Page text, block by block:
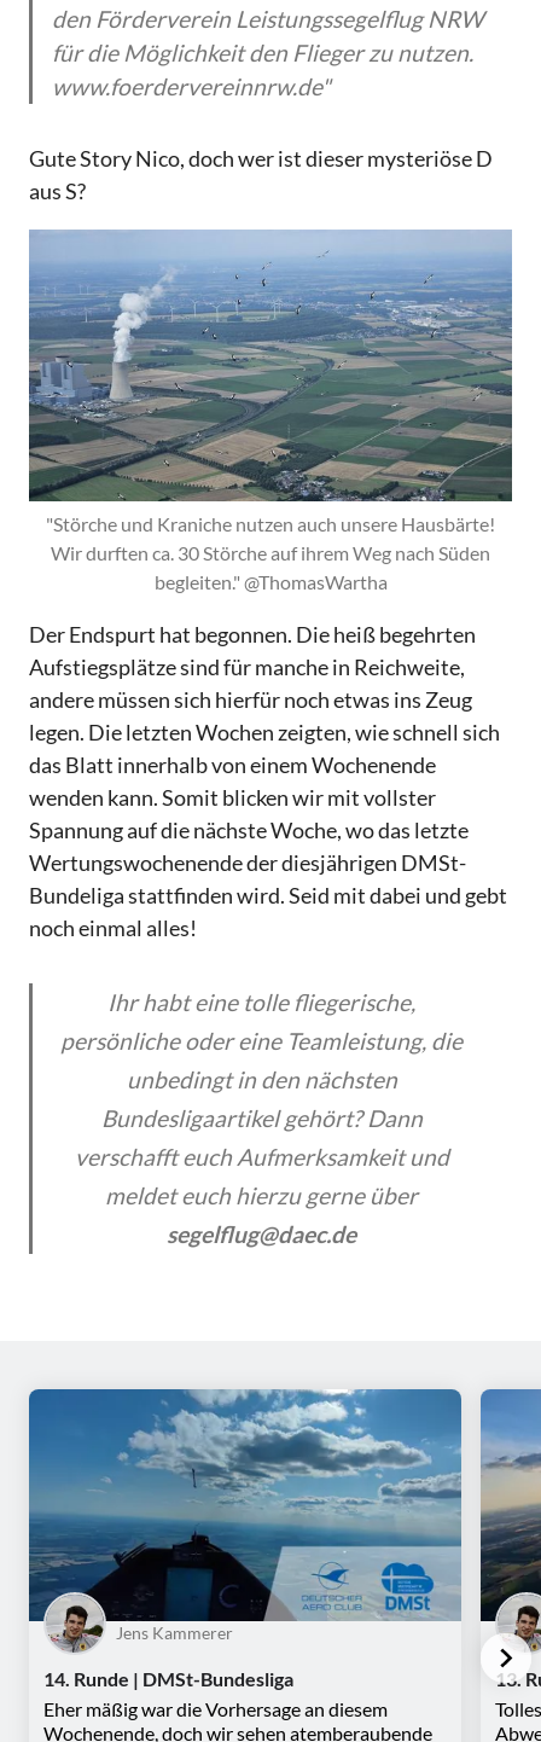
den Förderverein Leistungssegelflug NRW
für die Möglichkeit den Flieger zu nutzen.
www.foerdervereinnrw.de"
Gute Story Nico, doch wer ist dieser mysteriöse D
aus S?
"Störche und Kraniche nutzen auch unsere Hausbärte!
Wir durften ca. 30 Störche auf ihrem Weg nach Süden
begleiten." @ThomasWartha
Der Endspurt hat begonnen. Die heiß begehrten
Aufstiegsplätze sind für manche in Reichweite,
andere müssen sich hierfür noch etwas ins Zeug
legen. Die letzten Wochen zeigten, wie schnell sich
das Blatt innerhalb von einem Wochenende
wenden kann. Somit blicken wir mit vollster
Spannung auf die nächste Woche, wo das letzte
Wertungswochenende der diesjährigen DMSt-
Bundeliga stattfinden wird. Seid mit dabei und gebt
noch einmal alles!
Ihr habt eine tolle fliegerische,
persönliche oder eine Teamleistung, die
unbedingt in den nächsten
Bundesligaartikel gehört? Dann
verschafft euch Aufmerksamkeit und
meldet euch hierzu gerne über
segelflug@daec.de
Jens Kammerer
14. Runde | DMSt-Bundesliga
Eher mäßig war die Vorhersage an diesem
Wochenende, doch wir sehen atemberaubende
13.